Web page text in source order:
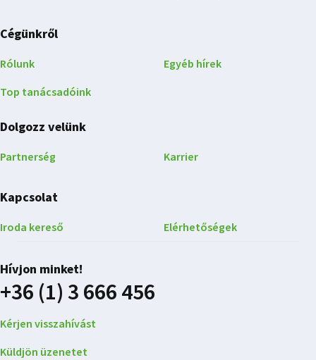
Cégünkről
Rólunk
Top tanácsadóink
Egyéb hírek
Dolgozz velünk
Partnerség Karrier
Kapcsolat
Iroda kereső Elérhetőségek
Hívjon minket!
+36 (1) 3 666 456
Kérjen visszahívást
Küldjön üzenetet